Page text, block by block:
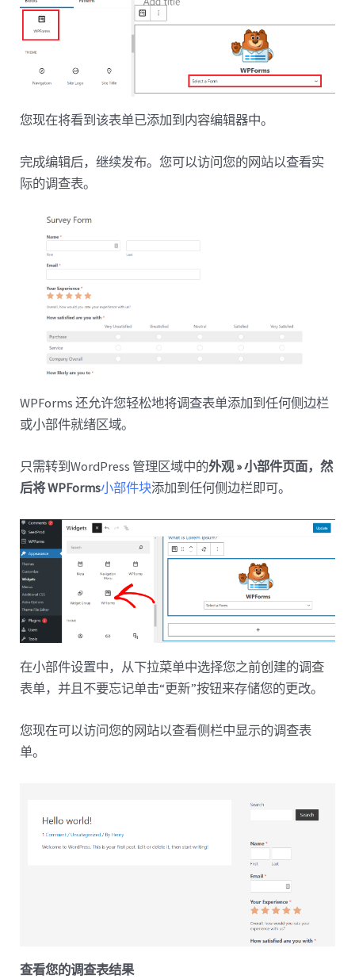
您现在将看到该表单已添加到内容编辑器中。
完成编辑后，继续发布。您可以访问您的网站以查看实
际的调查表。
WPForms 还允许您轻松地将调查表单添加到任何侧边栏
或小部件就绪区域。
只需转到WordPress 管理区域中的外观 » 小部件页面，然
后将 WPForms小部件块添加到任何侧边栏即可。
在小部件设置中，从下拉菜单中选择您之前创建的调查
表单，并且不要忘记单击“更新”按钮来存储您的更改。
您现在可以访问您的网站以查看侧栏中显示的调查表
单。
查看您的调查表结果